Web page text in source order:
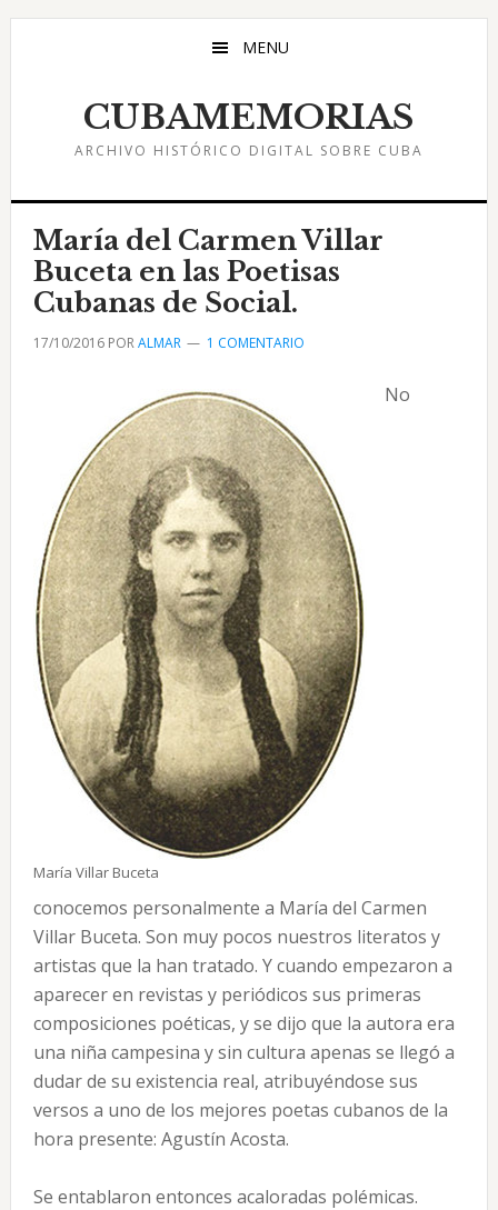
Saltar
Saltar
Saltar
MENU
CUBAMEMORIAS
ARCHIVO HISTÓRICO DIGITAL SOBRE CUBA
María del Carmen Villar
Buceta en las Poetisas
Cubanas de Social.
17/10/2016PORALMAR 1 COMENTARIO
María Villar Buceta
No
conocemos personalmente a María del Carmen
Villar Buceta. Son muy pocos nuestros literatos y
artistas que la han tratado. Y cuando empezaron a
aparecer en re­vistas y periódicos sus primeras
composiciones poéticas, y se dijo que la autora era
una niña campesina y sin cultura apenas se llegó a
dudar de su existencia real, atribuyéndose sus
versos a uno de los mejores poetas cubanos de la
hora presente: Agustín Acosta.
Se entablaron entonces acaloradas polémicas.